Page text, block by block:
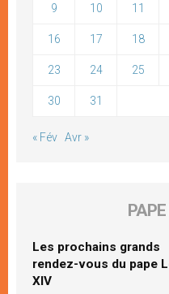
9 10 11
16 17 18
23 24 25
30 31
« Fév Avr »
Les prochains grands
rendez-vous du pape
XIV